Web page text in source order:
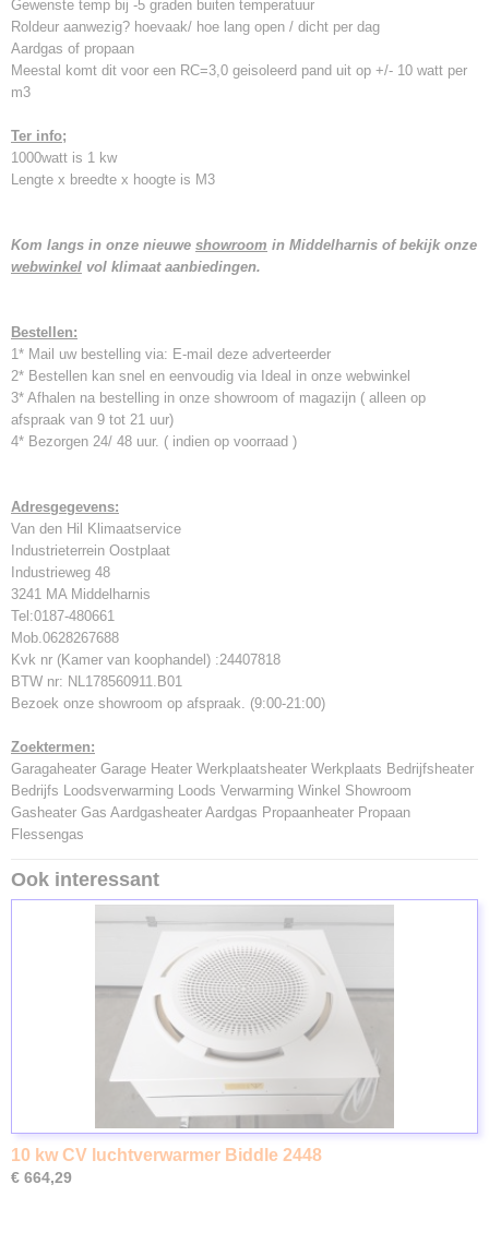
Gewenste temp bij -5 graden buiten temperatuur
Roldeur aanwezig? hoevaak/ hoe lang open / dicht per dag
Aardgas of propaan
Meestal komt dit voor een RC=3,0 geisoleerd pand uit op +/- 10 watt per
m3
Ter info;
1000watt is 1 kw
Lengte x breedte x hoogte is M3
Kom langs in onze nieuwe showroom in Middelharnis of bekijk onze
webwinkel vol klimaat aanbiedingen.
Bestellen:
1* Mail uw bestelling via: E-mail deze adverteerder
2* Bestellen kan snel en eenvoudig via Ideal in onze webwinkel
3* Afhalen na bestelling in onze showroom of magazijn ( alleen op
afspraak van 9 tot 21 uur)
4* Bezorgen 24/ 48 uur. ( indien op voorraad )
Adresgegevens:
Van den Hil Klimaatservice
Industrieterrein Oostplaat
Industrieweg 48
3241 MA Middelharnis
Tel:0187-480661
Mob.0628267688
Kvk nr (Kamer van koophandel) :24407818
BTW nr: NL178560911.B01
Bezoek onze showroom op afspraak. (9:00-21:00)
Zoektermen:
Garagaheater Garage Heater Werkplaatsheater Werkplaats Bedrijfsheater
Bedrijfs Loodsverwarming Loods Verwarming Winkel Showroom
Gasheater Gas Aardgasheater Aardgas Propaanheater Propaan
Flessengas
Ook interessant
10 kw CV luchtverwarmer Biddle 2448
€ 664,29